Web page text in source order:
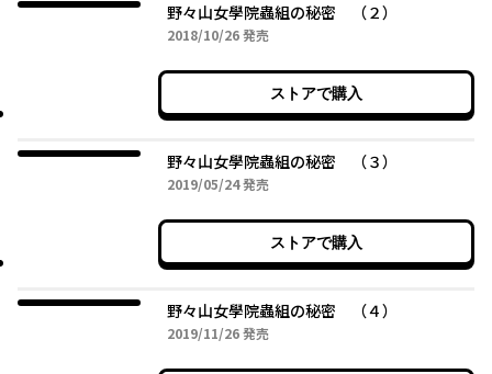
野々山女學院蟲組の秘密 （２）
2018/10/262018年10月26日
発売
ストアで購入
野々山女學院蟲組の秘密 （３）
2019/05/242019年05月24日
発売
ストアで購入
野々山女學院蟲組の秘密 （４）
2019/11/262019年11月26日
発売